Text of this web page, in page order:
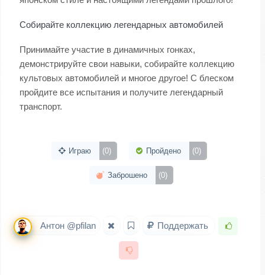
Собирайте коллекцию легендарных автомобилей
Принимайте участие в динамичных гонках,
демонстрируйте свои навыки, собирайте коллекцию
культовых автомобилей и многое другое! С блеском
пройдите все испытания и получите легендарный
транспорт.
Играю (0) Пройдено (0)
Заброшено (0)
Антон @pfilan Поддержать